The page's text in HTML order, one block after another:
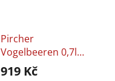
Pircher
Vogelbeeren 0,7l
40%
919 Kč